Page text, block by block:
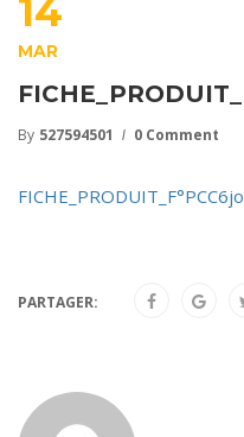
14
MAR
By 527594501 0 Comment
PARTAGER: